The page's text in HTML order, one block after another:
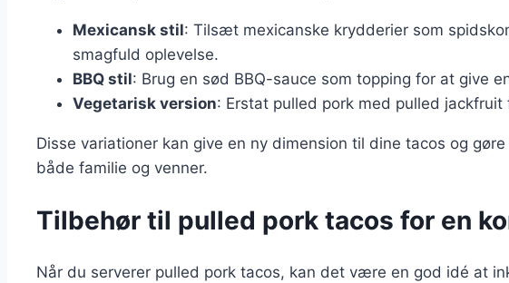
Mexicansk stil: Tilsæt mexicanske krydderier som
smagfuld oplevelse.
BBQ stil: Brug en sød BBQ-sauce som topping for at give
Vegetarisk version: Erstat pulled pork med pulled
Disse variationer kan give en ny dimension til dine tacos og
både familie og venner.
Tilbehør til pulled pork tacos for en
Når du serverer pulled pork tacos, kan det være en god idé at